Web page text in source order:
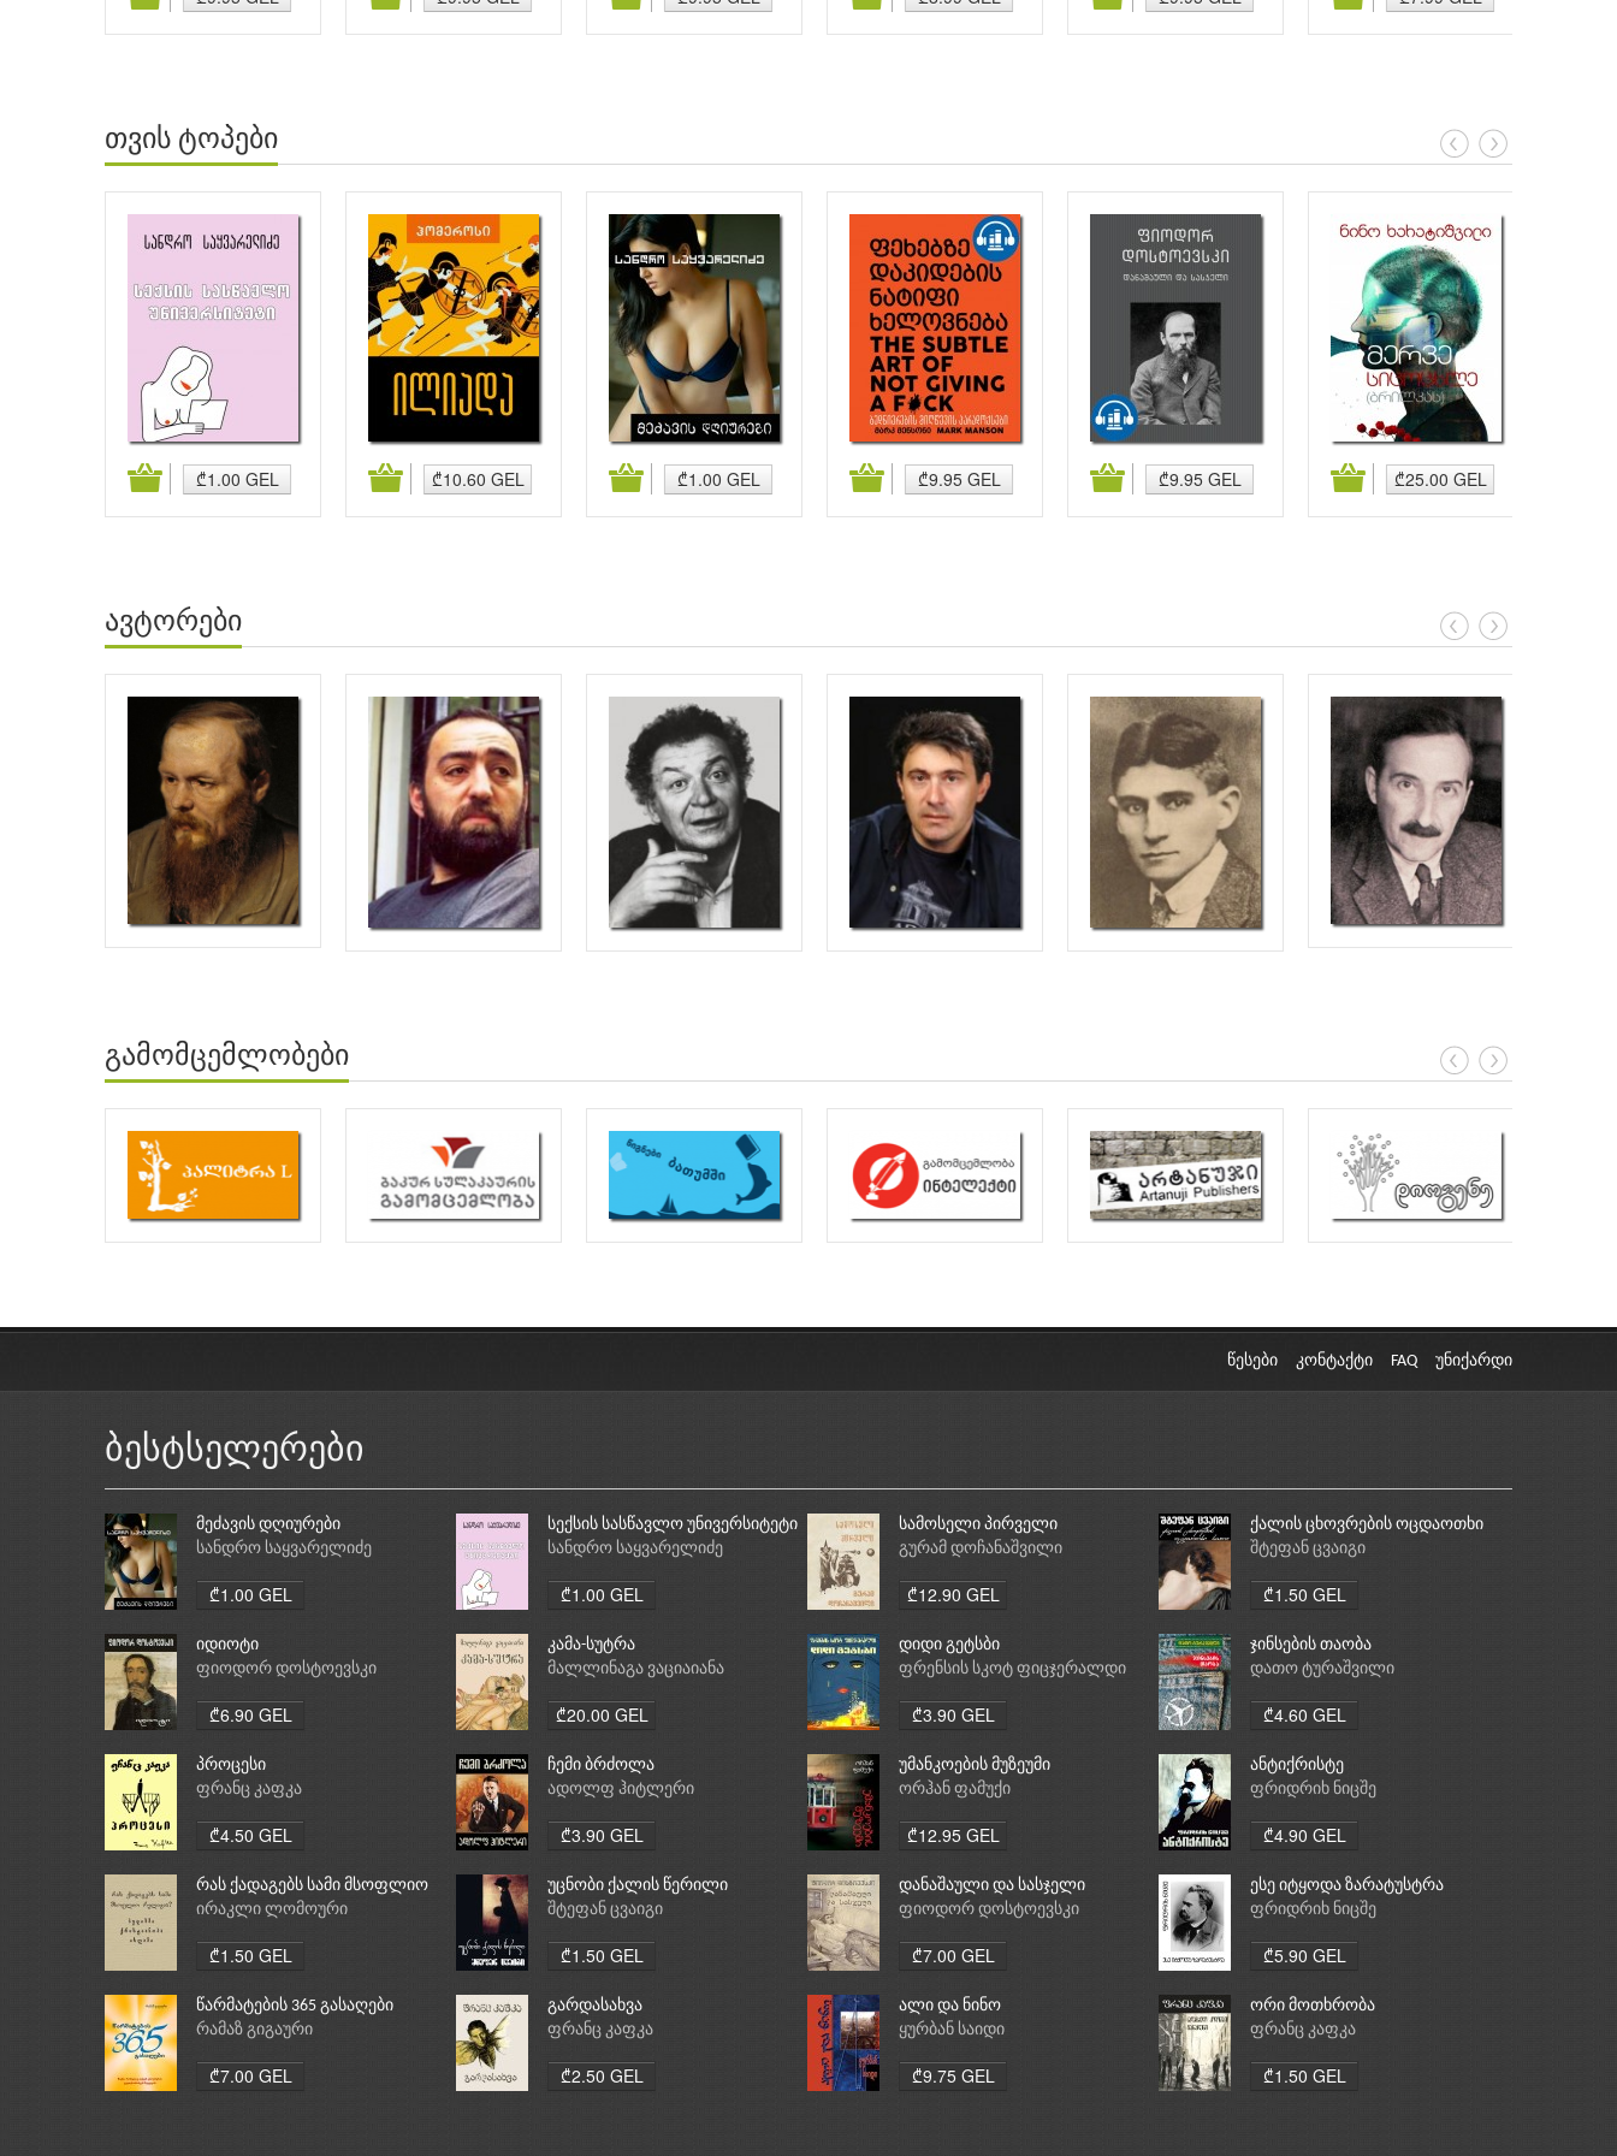
თვის ტოპები
₾1.00 GEL ₾10.60 GEL ₾1.00 GEL ₾9.95 GEL ₾9.95 GEL
კალათაში დამატება ₾25.00 GEL
კალათაში დამატება კალათაში დამატება კალათაში დამატება კალათაში დამატება კალათაში დამატება
ავტორები
გამომცემლობები
წესები კონტაქტი FAQ უნიქარდი
ბესტსელერები
მეძავის დღიურები
სანდრო საყვარელიძე
₾1.00 GEL
სექსის სასწავლო უნივერსიტეტი
სანდრო საყვარელიძე
₾1.00 GEL
სამოსელი პირველი
გურამ დოჩანაშვილი
₾12.90 GEL
ქალის ცხოვრების ოცდაოთხი
საათი
შტეფან ცვაიგი
₾1.50 GEL
იდიოტი
ფიოდორ დოსტოევსკი
₾6.90 GEL
კამა-სუტრა
მალლინაგა ვაციაიანა
₾20.00 GEL
დიდი გეტსბი
ფრენსის სკოტ ფიცჯერალდი
₾3.90 GEL
ჯინსების თაობა
დათო ტურაშვილი
₾4.60 GEL
პროცესი
ფრანც კაფკა
₾4.50 GEL
ჩემი ბრძოლა
ადოლფ ჰიტლერი
₾3.90 GEL
უმანკოების მუზეუმი
ორჰან ფამუქი
₾12.95 GEL
ანტიქრისტე
ფრიდრიხ ნიცშე
₾4.90 GEL
რას ქადაგებს სამი მსოფლიო
რელიგია: ბუდიზმი,
ირაკლი ლომოური
₾1.50 GEL
უცნობი ქალის წერილი
შტეფან ცვაიგი
₾1.50 GEL
დანაშაული და სასჯელი
ფიოდორ დოსტოევსკი
₾7.00 GEL
ესე იტყოდა ზარატუსტრა
ფრიდრიხ ნიცშე
₾5.90 GEL
წარმატების 365 გასაღები
რამაზ გიგაური
₾7.00 GEL
გარდასახვა
ფრანც კაფკა
₾2.50 GEL
ალი და ნინო
ყურბან საიდი
₾9.75 GEL
ორი მოთხრობა
ფრანც კაფკა
₾1.50 GEL